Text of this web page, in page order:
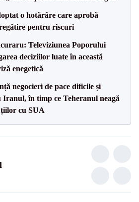
o hotărâre care aprobă
pentru riscuri
Televiziunea Poporului
deciziilor luate în această
enegetică
negocieri de pace dificile și
Iranul, în timp ce Teheranul neagă
cu SUA